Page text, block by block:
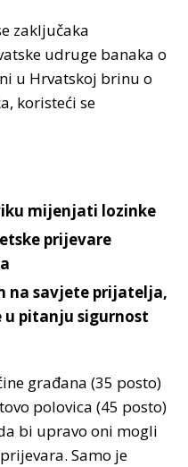
zaključaka
udruge banaka o
u Hrvatskoj brinu o
koristeći se
mijenjati lozinke
prijevare
na savjete prijatelja,
u pitanju sigurnost
građana (35 posto)
polovica (45 posto)
bi upravo oni mogli
Samo je